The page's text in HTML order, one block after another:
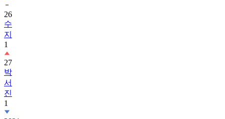
26
수
지
1
27
박
서
진
1